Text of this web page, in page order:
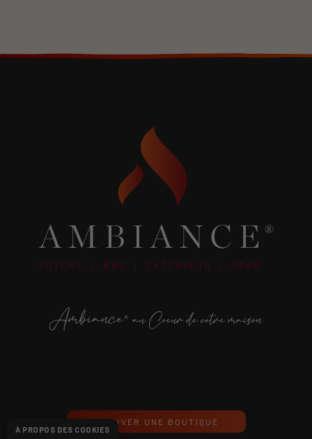
TROUVER UNE BOUTIQUE
À PROPOS DES COOKIES